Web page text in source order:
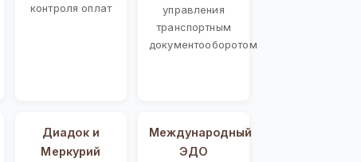
контроля оплат
управления
транспортным
документооборотом
Диадок и
Меркурий
Международный
ЭДО